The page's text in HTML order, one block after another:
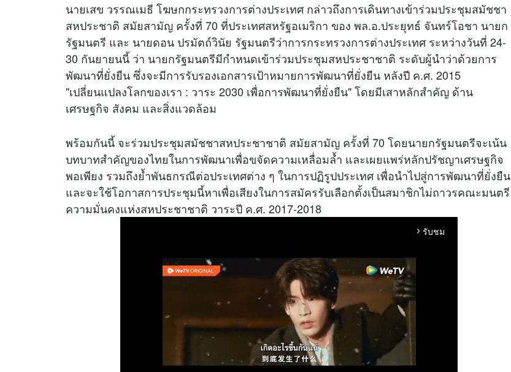
นายเสข วรรณเมธี โฆษกกระทรวงการต่างประเทศ กล่าวถึงการเดินทางเข้าร่วมประชุมสมัชชา
สหประชาติ สมัยสามัญ ครั้งที่ 70 ที่ประเทศสหรัฐอเมริกา ของ พล.อ.ประยุทธ์ จันทร์โอชา นายก
รัฐมนตรี และ นายดอน ปรมัตถ์วินัย รัฐมนตรีว่าการกระทรวงการต่างประเทศ ระหว่างวันที่ 24-
30 กันยายนนี้ ว่า นายกรัฐมนตรีมีกำหนดเข้าร่วมประชุมสหประชาชาติ ระดับผู้นำว่าด้วยการ
พัฒนาที่ยั่งยืน ซึ่งจะมีการรับรองเอกสารเป้าหมายการพัฒนาที่ยั่งยืน หลังปี ค.ศ. 2015
"เปลี่ยนแปลงโลกของเรา : วาระ 2030 เพื่อการพัฒนาที่ยั่งยืน" โดยมีเสาหลักสำคัญ ด้าน
เศรษฐกิจ สังคม และสิ่งแวดล้อม
พร้อมกันนี้ จะร่วมประชุมสมัชชาสหประชาชาติ สมัยสามัญ ครั้งที่ 70 โดยนายกรัฐมนตรีจะเน้น
บทบาทสำคัญของไทยในการพัฒนาเพื่อขจัดความเหลื่อมล้ำ และเผยแพร่หลักปรัชญาเศรษฐกิจ
พอเพียง รวมถึงย้ำพันธกรณีต่อประเทศต่าง ๆ ในการปฏิรูปประเทศ เพื่อนำไปสู่การพัฒนาที่ยั่งยืน
และจะใช้โอกาสการประชุมนี้หาเพื่อเสียงในการสมัครรับเลือกตั้งเป็นสมาชิกไม่ถาวรคณะมนตรี
ความมั่นคงแห่งสหประชาชาติ วาระปี ค.ศ. 2017-2018
arrow_forward_ios รับชม